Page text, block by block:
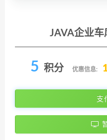
JAVA企业
5 积分 优惠信息:
支